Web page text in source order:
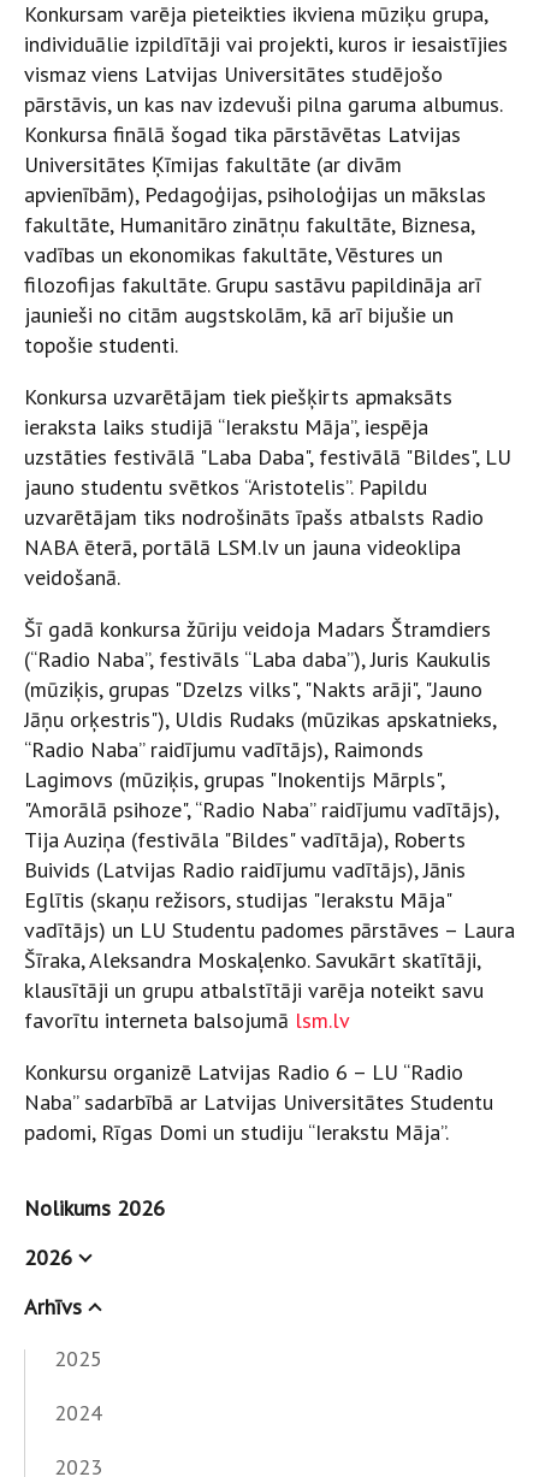
Konkursam varēja pieteikties ikviena mūziķu grupa,
individuālie izpildītāji vai projekti, kuros ir iesaistījies
vismaz viens Latvijas Universitātes studējošo
pārstāvis, un kas nav izdevuši pilna garuma albumus.
Konkursa finālā šogad tika pārstāvētas Latvijas
Universitātes Ķīmijas fakultāte (ar divām
apvienībām), Pedagoģijas, psiholoģijas un mākslas
fakultāte, Humanitāro zinātņu fakultāte, Biznesa,
vadības un ekonomikas fakultāte, Vēstures un
filozofijas fakultāte. Grupu sastāvu papildināja arī
jaunieši no citām augstskolām, kā arī bijušie un
topošie studenti.
Konkursa uzvarētājam tiek piešķirts apmaksāts
ieraksta laiks studijā “Ierakstu Māja”, iespēja
uzstāties festivālā "Laba Daba", festivālā "Bildes", LU
jauno studentu svētkos “Aristotelis”. Papildu
uzvarētājam tiks nodrošināts īpašs atbalsts Radio
NABA ēterā, portālā LSM.lv un jauna videoklipa
veidošanā.
Šī gadā konkursa žūriju veidoja Madars Štramdiers
(“Radio Naba”, festivāls “Laba daba”), Juris Kaukulis
(mūziķis, grupas "Dzelzs vilks", "Nakts arāji", "Jauno
Jāņu orķestris"), Uldis Rudaks (mūzikas apskatnieks,
“Radio Naba” raidījumu vadītājs), Raimonds
Lagimovs (mūziķis, grupas "Inokentijs Mārpls",
"Amorālā psihoze", “Radio Naba” raidījumu vadītājs),
Tija Auziņa (festivāla "Bildes" vadītāja), Roberts
Buivids (Latvijas Radio raidījumu vadītājs), Jānis
Eglītis (skaņu režisors, studijas "Ierakstu Māja"
vadītājs) un LU Studentu padomes pārstāves – Laura
Šīraka, Aleksandra Moskaļenko. Savukārt skatītāji,
klausītāji un grupu atbalstītāji varēja noteikt savu
favorītu interneta balsojumā lsm.lv
Konkursu organizē Latvijas Radio 6 – LU “Radio
Naba” sadarbībā ar Latvijas Universitātes Studentu
padomi, Rīgas Domi un studiju “Ierakstu Māja”.
Nolikums 2026
2026
Arhīvs
2025
2024
2023